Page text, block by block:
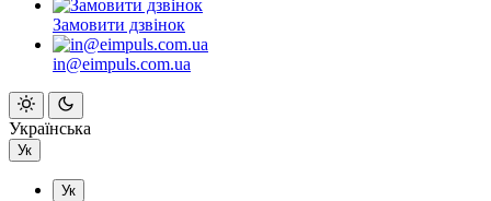
Замовити дзвінок
in@eimpuls.com.ua
Українська
Ук
Ук